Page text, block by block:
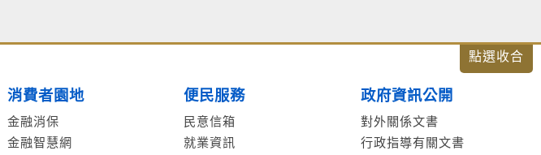
消費者園地
金融消保
金融智慧網
便民服務
民意信箱
就業資訊
政府資訊公開
對外關係文書
行政指導有關文書